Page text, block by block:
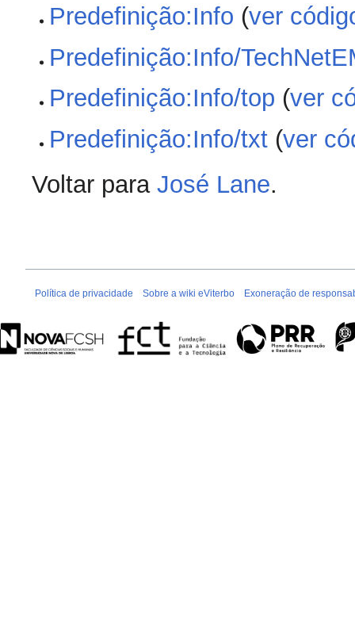
Predefinição:Info (ver
Predefinição:Info/
Predefinição:Info/top (ver
Predefinição:Info/txt (ver
Voltar para José Lane.
Política de privacidade Sobre a wiki eViterbo Exoneração de